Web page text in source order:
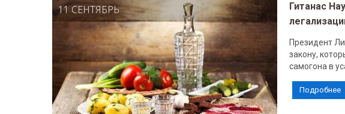
11 СЕНТЯБРЬ
Гитанас
Президент
закону,
самогона в
Подробнее